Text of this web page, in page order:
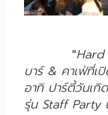
"
บาร์ & คาเฟ่ที่เ
อาทิ ปาร์ตี้วันเกิ
รุ่น Staff Party